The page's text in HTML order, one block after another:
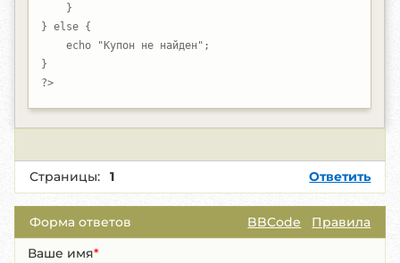
}
} else {
echo "Купон не найден";
}
?>
Страницы: 1 Ответить
BBCode Правила
Форма ответов
Ваше имя*